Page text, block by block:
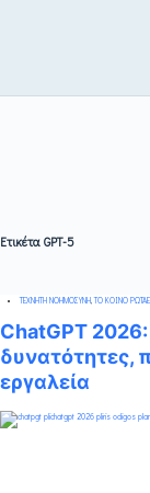
Ετικέτα GPT-5
ΤΕΧΝΗΤΗ ΝΟΗΜΟΣΥΝΗ,ΤΟ ΚΟΙΝΟ
ChatGPT
δυνατότητες,
εργαλεία